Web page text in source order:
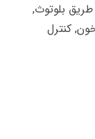
بلوتوث,
کنترل